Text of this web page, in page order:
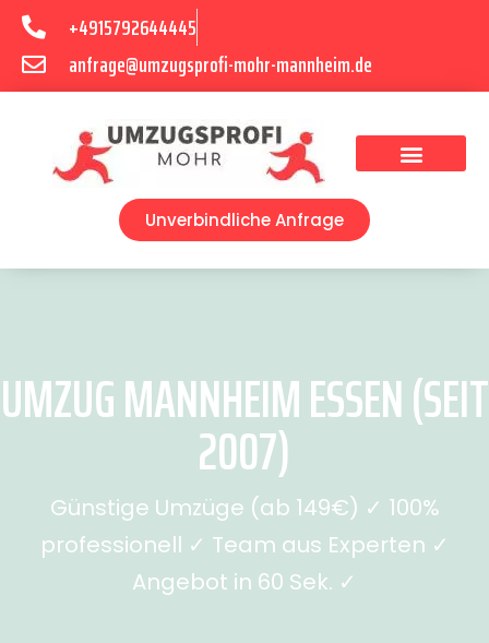
+4915792644445
anfrage@umzugsprofi-mohr-mannheim.de
Unverbindliche Anfrage
UMZUG MANNHEIM ESSEN (SEIT
2007)
Günstige Umzüge (ab 149€) ✓ 100%
professionell ✓ Team aus Experten ✓
Angebot in 60 Sek. ✓